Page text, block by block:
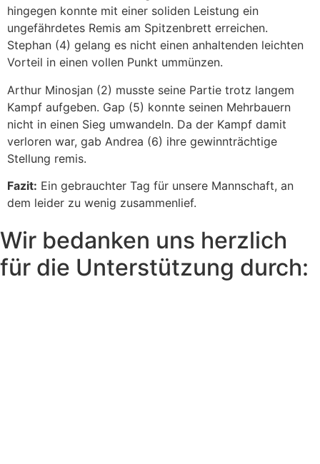
hingegen konnte mit einer soliden Leistung ein
ungefährdetes Remis am Spitzenbrett erreichen.
Stephan (4) gelang es nicht einen anhaltenden leichten
Vorteil in einen vollen Punkt ummünzen.
Arthur Minosjan (2) musste seine Partie trotz langem
Kampf aufgeben. Gap (5) konnte seinen Mehrbauern
nicht in einen Sieg umwandeln. Da der Kampf damit
verloren war, gab Andrea (6) ihre gewinnträchtige
Stellung remis.
Fazit: Ein gebrauchter Tag für unsere Mannschaft, an
dem leider zu wenig zusammenlief.
Wir bedanken uns herzlich
für die Unterstützung durch: